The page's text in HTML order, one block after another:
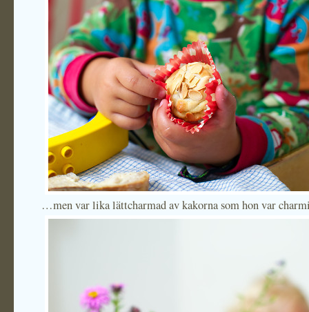
…men var lika lättcharmad av kakorna som hon var